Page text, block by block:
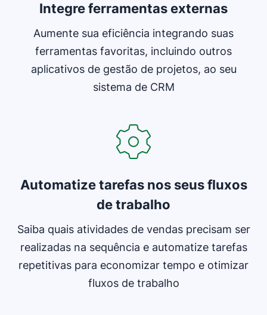
Integre ferramentas externas
Aumente sua eficiência integrando suas
ferramentas favoritas, incluindo outros
aplicativos de gestão de projetos, ao seu
sistema de CRM
Automatize tarefas nos seus fluxos
de trabalho
Saiba quais atividades de vendas precisam ser
realizadas na sequência e automatize tarefas
repetitivas para economizar tempo e otimizar
fluxos de trabalho